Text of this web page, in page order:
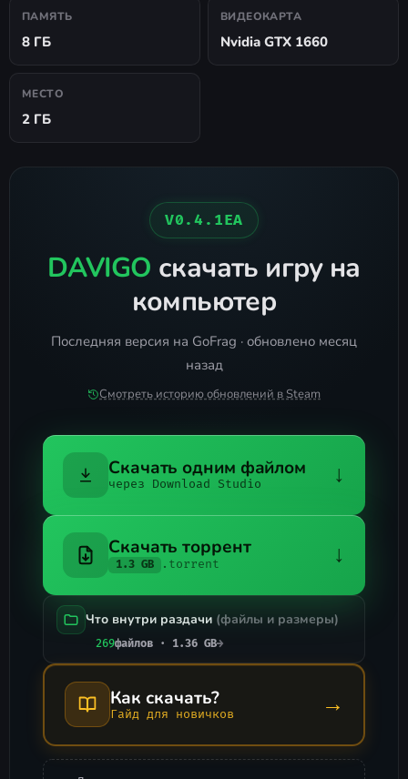
ПАМЯТЬ
8 ГБ
ВИДЕОКАРТА
Nvidia GTX 1660
МЕСТО
2 ГБ
V0.4.1EA
DAVIGO скачать игру на
компьютер
Последняя версия на GoFrag · обновлено месяц
назад
Смотреть историю обновлений в Steam
Скачать одним файлом
через Download Studio ↓
Скачать торрент
1.3 GB .torrent ↓
Что внутри раздачи (файлы и размеры)
269файлов · 1.36 GB→
Как скачать?
Гайд для новичков →